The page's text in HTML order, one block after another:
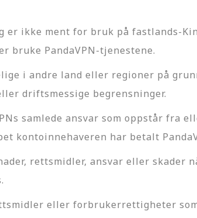
ikke ment for bruk på fastlands-
PandaVPN-tjenestene.
i andre land eller regioner på
driftsmessige begrensninger.
samlede ansvar som oppstår fra
kontoinnehaveren har betalt
rettsmidler, ansvar eller skader
eller forbrukerrettigheter